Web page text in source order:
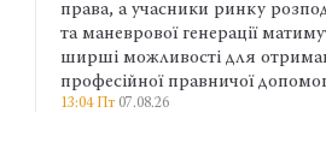
робочим часом і
емоцій стирають межу між
професійним та особистим
адвоката. Саме тому варто
перемикання між